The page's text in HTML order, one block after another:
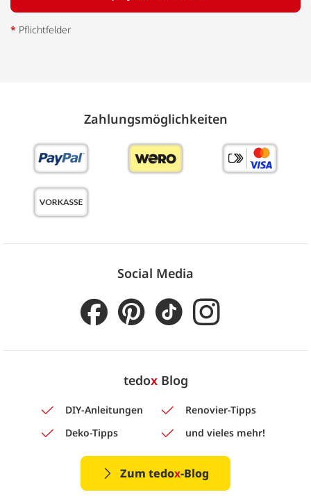
* Pflichtfelder
Zahlungs­möglich­keiten
Social Media
tedoxBlog
DIY-Anleitungen
Renovier-Tipps
Deko-Tipps
und vieles mehr!
Zum tedox-Blog